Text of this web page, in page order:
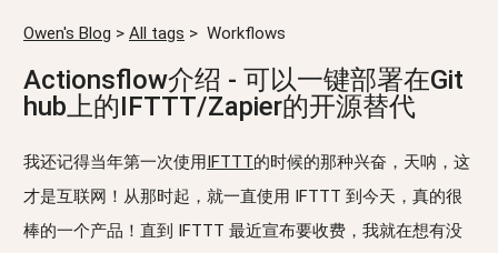
Owen's Blog > All tags > Workflows
Actionsflow介绍 - 可以一键部署在Git
hub上的IFTTT/Zapier的开源替代
我还记得当年第一次使用IFTTT的时候的那种兴奋，天呐，这
才是互联网！从那时起，就一直使用 IFTTT 到今天，真的很
棒的一个产品！直到 IFTTT 最近宣布要收费，我就在想有没